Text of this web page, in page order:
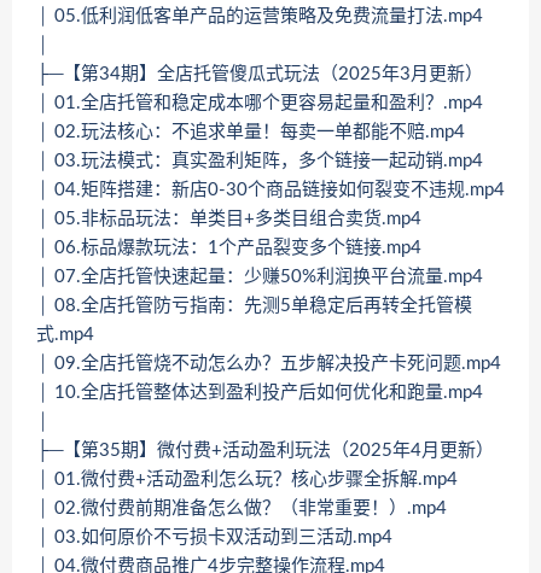
│ 05.低利润低客单产品的运营策略及免费流量打法.mp4
├─【第34期】全店托管傻瓜式玩法（2025年3月更新）
│ 01.全店托管和稳定成本哪个更容易起量和盈利？.mp4
│ 02.玩法核心：不追求单量！每卖一单都能不赔.mp4
│ 03.玩法模式：真实盈利矩阵，多个链接一起动销.mp4
│ 04.矩阵搭建：新店0-30个商品链接如何裂变不违规.mp4
│ 05.非标品玩法：单类目+多类目组合卖货.mp4
│ 06.标品爆款玩法：1个产品裂变多个链接.mp4
│ 07.全店托管快速起量：少赚50%利润换平台流量.mp4
│ 08.全店托管防亏指南：先测5单稳定后再转全托管模
式.mp4
│ 09.全店托管烧不动怎么办？五步解决投产卡死问题.mp4
│ 10.全店托管整体达到盈利投产后如何优化和跑量.mp4
├─【第35期】微付费+活动盈利玩法（2025年4月更新）
│ 01.微付费+活动盈利怎么玩？核心步骤全拆解.mp4
│ 02.微付费前期准备怎么做？（非常重要！）.mp4
│ 03.如何原价不亏损卡双活动到三活动.mp4
│ 04.微付费商品推广4步完整操作流程.mp4